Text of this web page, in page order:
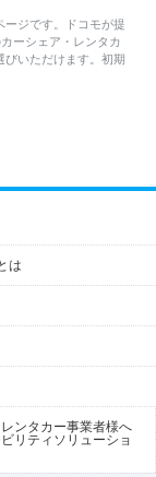
ージです。ドコモが提
ーシェア・レンタカ
びいただけます。初期
は
ンタカー事業者様へ
ビリティソリューショ